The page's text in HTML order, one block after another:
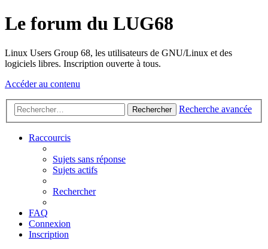
Le forum du LUG68
Linux Users Group 68, les utilisateurs de GNU/Linux et des
logiciels libres. Inscription ouverte à tous.
Accéder au contenu
Rechercher Recherche avancée
Raccourcis
Sujets sans réponse
Sujets actifs
Rechercher
FAQ
Connexion
Inscription